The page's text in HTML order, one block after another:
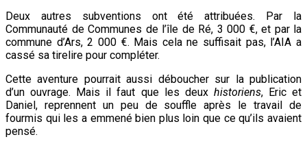
Deux autres subventions ont été attribuées. Par la
Communauté de Communes de l’île de Ré, 3 000 €, et par la
commune d’Ars, 2 000 €. Mais cela ne suffisait pas, l’AIA a
cassé sa tirelire pour compléter.
Cette aventure pourrait aussi déboucher sur la publication
d’un ouvrage. Mais il faut que les deux historiens, Eric et
Daniel, reprennent un peu de souffle après le travail de
fourmis qui les a emmené bien plus loin que ce qu’ils avaient
pensé.